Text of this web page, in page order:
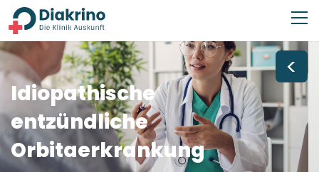
<
Idiopathische
entzündliche
Orbitaerkrankung